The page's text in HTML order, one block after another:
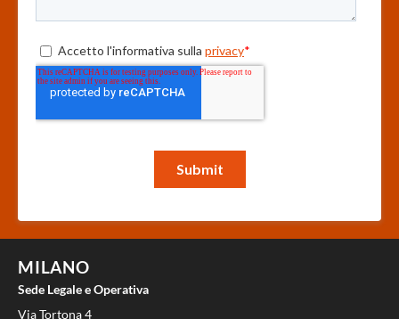
MILANO
Sede Legale e Operativa
Via Tortona 4